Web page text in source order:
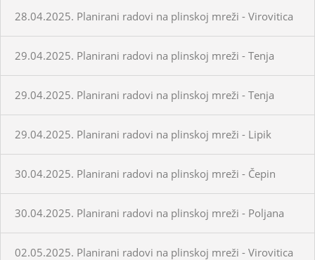
28.04.2025. Planirani radovi na plinskoj mreži - Virovitica
29.04.2025. Planirani radovi na plinskoj mreži - Tenja
29.04.2025. Planirani radovi na plinskoj mreži - Tenja
29.04.2025. Planirani radovi na plinskoj mreži - Lipik
30.04.2025. Planirani radovi na plinskoj mreži - Čepin
30.04.2025. Planirani radovi na plinskoj mreži - Poljana
02.05.2025. Planirani radovi na plinskoj mreži - Virovitica